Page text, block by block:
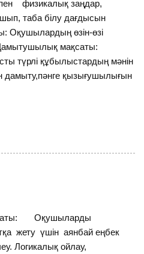
физикалық заңдар,
таба білу дағдысын
Оқушылардың өзін-өзі
мақсаты:
түрлі құбылыстардың мәнін
қызығушылығын
Оқушыларды
жету үшін аянбай еңбек
Логикалық ойлау,